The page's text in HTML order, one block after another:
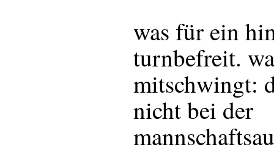
was für ein
turnbefreit.
mitschwingt:
nicht bei der